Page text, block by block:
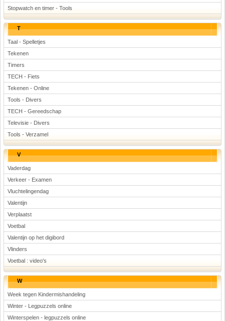
Stopwatch en timer - Tools
T
Taal - Spelletjes
Tekenen
Timers
TECH - Fiets
Tekenen - Online
Tools - Divers
TECH - Gereedschap
Televisie - Divers
Tools - Verzamel
V
Vaderdag
Verkeer - Examen
Vluchtelingendag
Valentijn
Verplaatst
Voetbal
Valentijn op het digibord
Vlinders
Voetbal : video's
W
Week tegen Kindermishandeling
Winter - Legpuzzels online
Winterspelen - legpuzzels online